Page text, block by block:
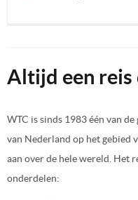
Altijd een reis
WTC is sinds 1983 één van
van Nederland op het gebied
aan over de hele wereld. Het
onderdelen: